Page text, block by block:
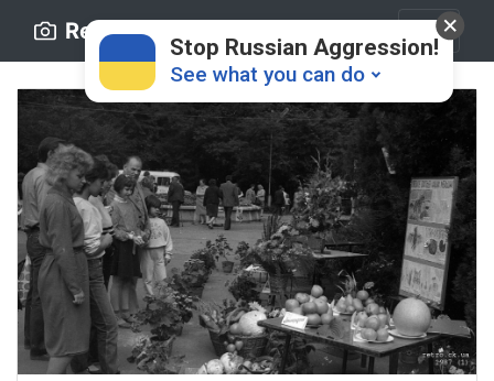
Retro.ck.ua
Stop Russian Aggression!
See what you can do
Donate 💸